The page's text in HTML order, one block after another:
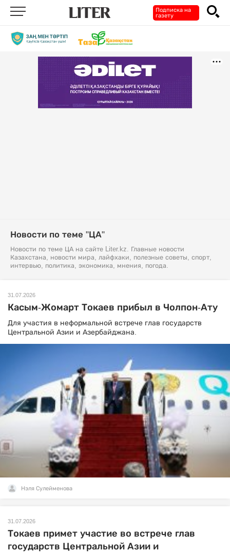
Подписка на
газету
Новости по теме "ЦА"
Новости по теме ЦА на сайте Liter.kz. Главные новости
Казахстана, новости мира, лайфхаки, полезные советы, спорт,
интервью, политика, экономика, мнения, погода.
31.07.2026
Касым-Жомарт Токаев прибыл в Чолпон-Ату
Для участия в неформальной встрече глав государств
Центральной Азии и Азербайджана.
Нэля Сулейменова
31.07.2026
Токаев примет участие во встрече глав
государств Центральной Азии и